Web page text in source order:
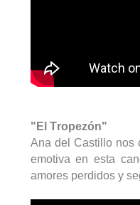
"El Tropezón"
Ana del Castillo nos
emotiva en esta
amores perdidos y